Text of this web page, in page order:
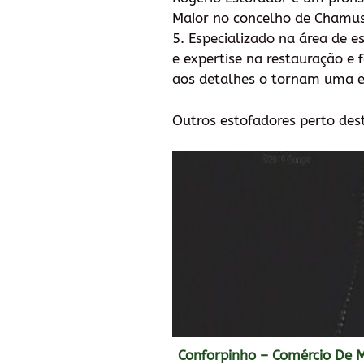
Maior no concelho de
5. Especializado na área de
e expertise na restauração e
aos detalhes o tornam uma
Outros estofadores perto
Conforpinho – Comércio De